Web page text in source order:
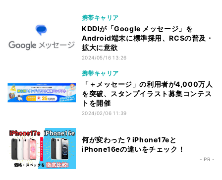
携帯キャリア
KDDIが「Google メッセージ」を
Android端末に標準採用、RCSの普及・
拡大に意欲
2024/05/16 13:26
携帯キャリア
「＋メッセージ」の利用者が4,000万人
を突破、スタンプイラスト募集コンテス
トを開催
2024/02/06 11:39
何が変わった？iPhone17eと
iPhone16eの違いをチェック！
- PR -